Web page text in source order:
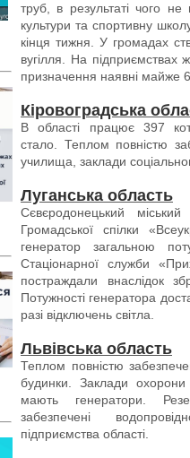
труб, в результаті чого
культури та спортивну
кінця тижня. У громадах
вугілля. На підприємствах
призначення наявні майже
Кіровоградська
В області працює 397
стало. Теплом повністю
училища, заклади
Луганська область
Сєвєродонецький
Громадської спілки
генератор загальною
Стаціонарної служби
постраждали внаслідок
Потужності генератора
разі відключень світла.
Львівська область
Теплом повністю
будинки. Заклади охорони
мають генератори.
забезпечені
підприємства області.